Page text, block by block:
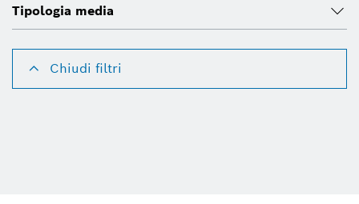
Tipologia media
Chiudi filtri